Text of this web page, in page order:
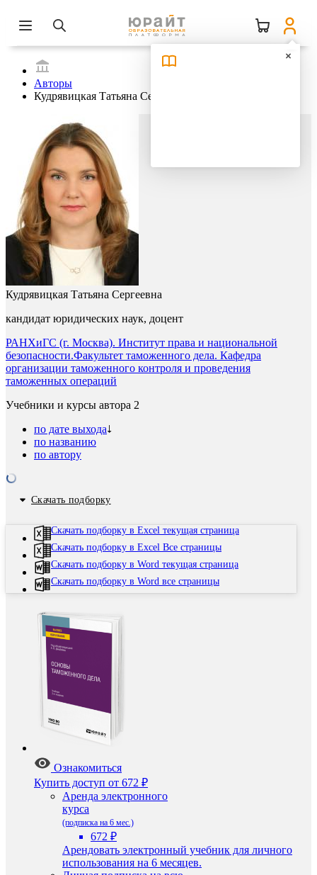
Авторы
Кудрявицкая Татьяна Сергеевна
Кудрявицкая Татьяна Сергеевна
кандидат юридических наук, доцент
РАНХиГС (г. Москва). Институт права и национальной
безопасности.Факультет таможенного дела. Кафедра
организации таможенного контроля и проведения
таможенных операций
Учебники и курсы автора 2
по дате выхода
по названию
по автору
Скачать подборку
Скачать подборку в Excel текущая страница
Скачать подборку в Excel Все страницы
Скачать подборку в Word текущая страница
Скачать подборку в Word все страницы
Ознакомиться
Купить доступ от 672 ₽
Аренда электронного
курса
(подписка на 6 мес.)
672 ₽
Арендовать электронный учебник для личного
использования на 6 месяцев.